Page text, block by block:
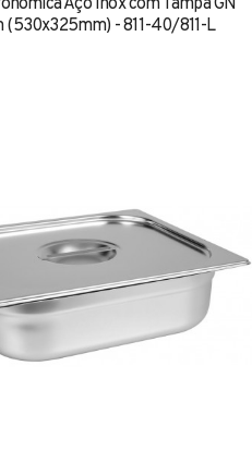
(530x325mm) - 811-40/811-L